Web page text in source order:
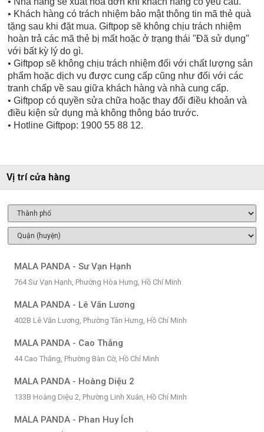
• Khách hàng có trách nhiệm bảo mật thông tin mã thẻ quà
tặng sau khi đặt mua. Giftpop sẽ không chịu trách nhiệm
hoàn trả các mã thẻ bị mất hoặc ở trạng thái "Đã sử dụng"
với bất kỳ lý do gì.
• Giftpop sẽ không chịu trách nhiệm đối với chất lượng sản
phẩm hoặc dịch vụ được cung cấp cũng như đối với các
tranh chấp về sau giữa khách hàng và nhà cung cấp.
• Giftpop có quyền sửa chữa hoặc thay đổi điều khoản và
điều kiện sử dụng mà không thông báo trước.
• Hotline Giftpop: 1900 55 88 12.
Vị trí cửa hàng
MALA PANDA - Sư Vạn Hạnh
764 Sư Vạn Hạnh, Phường Hòa Hưng, Hồ Chí Minh
MALA PANDA - Lê Văn Lương
402B Lê Văn Lương, Phường Tân Hưng, Hồ Chí Minh
MALA PANDA - Cao Thắng
44 Cao Thắng, Phường Bàn Cờ, Hồ Chí Minh
MALA PANDA - Hoàng Diệu 2
133B Hoàng Diệu 2, Phường Linh Xuân, Hồ Chí Minh
MALA PANDA - Phan Huy Ích